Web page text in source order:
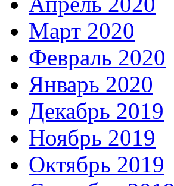
Март 2020
Февраль 2020
Январь 2020
Декабрь 2019
Ноябрь 2019
Октябрь 2019